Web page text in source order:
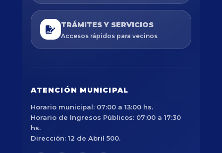
TRÁMITES Y SERVICIOS
Accesos rápidos para vecinos
ATENCIÓN MUNICIPAL
Horario municipal: 07:00 a 13:00 hs.
Horario de Ingresos Públicos: 07:00 a 17:30
hs.
Dirección: 12 de Abril 500.